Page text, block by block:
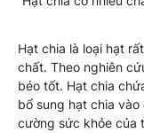
Hạt chia là loại hạt
chất. Theo nghiên
béo tốt. Hạt chia
bổ sung hạt chia
cường sức khỏe của